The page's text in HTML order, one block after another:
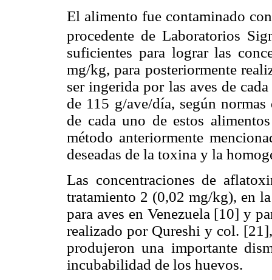
El alimento fue contaminado
procedente de Laboratorios
suficientes para lograr las
mg/kg, para posteriormente
ser ingerida por las aves de
de 115 g/ave/día, según
de cada uno de estos
método anteriormente
deseadas de la toxina y la
Las concentraciones de
tratamiento 2 (0,02 mg/kg), en
para aves en Venezuela [10] y
realizado por Qureshi y col.
produjeron una importante
incubabilidad de los huevos.